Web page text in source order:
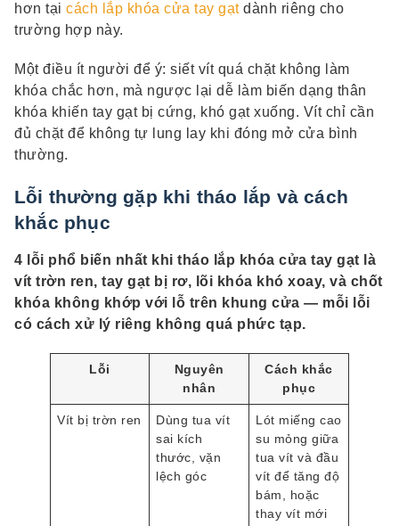
hơn tại cách lắp khóa cửa tay gạtdành riêng cho
trường hợp này.
Một điều ít người để ý: siết vít quá chặt không làm
khóa chắc hơn, mà ngược lại dễ làm biến dạng thân
khóa khiến tay gạt bị cứng, khó gạt xuống. Vít chỉ cần
đủ chặt để không tự lung lay khi đóng mở cửa bình
thường.
Lỗi thường gặp khi tháo lắp và cách
khắc phục
4 lỗi phổ biến nhất khi tháo lắp khóa cửa tay gạt là
vít trờn ren, tay gạt bị rơ, lõi khóa khó xoay, và chốt
khóa không khớp với lỗ trên khung cửa — mỗi lỗi
có cách xử lý riêng không quá phức tạp.
Lỗi
Nguyên
nhân
Cách khắc
phục
Vít bị trờn ren
Dùng tua vít
sai kích
thước, vặn
lệch góc
Lót miếng cao
su mỏng giữa
tua vít và đầu
vít để tăng độ
bám, hoặc
thay vít mới